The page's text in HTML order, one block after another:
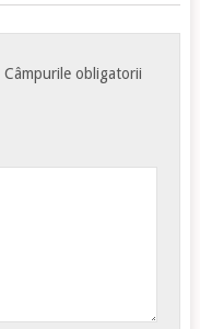
Câmpurile obligatorii